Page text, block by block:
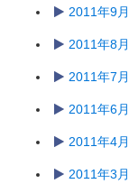
2011年9月
2011年8月
2011年7月
2011年6月
2011年4月
2011年3月